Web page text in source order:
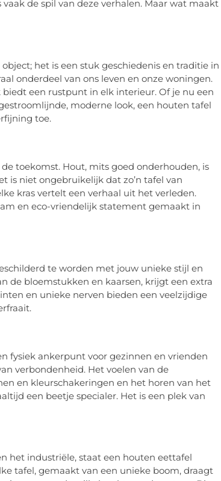
de spil van deze verhalen. Maar wat maakt
het is een stuk geschiedenis en traditie in
onderdeel van ons leven en onze woningen.
een rustpunt in elk interieur. Of je nu een
moderne look, een houten tafel
toe.
toekomst. Hout, mits goed onderhouden, is
is niet ongebruikelijk dat zo’n tafel van
kras vertelt een verhaal uit het verleden.
en eco-vriendelijk statement gemaakt in
te worden met jouw unieke stijl en
de bloemstukken en kaarsen, krijgt een extra
en unieke nerven bieden een veelzijdige
fysiek ankerpunt voor gezinnen en vrienden
verbondenheid. Het voelen van de
en kleurschakeringen en het horen van het
een beetje specialer. Het is een plek van
het industriële, staat een houten eettafel
tafel, gemaakt van een unieke boom, draagt